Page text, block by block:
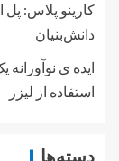
کارینو پلاس:
دانش‌بنیان
ایده ی
استفاده از لیزر